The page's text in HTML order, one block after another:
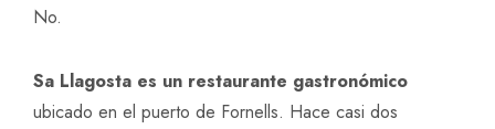
No.
Sa Llagosta es un restaurante gastronómico
ubicado en el puerto de Fornells. Hace casi dos